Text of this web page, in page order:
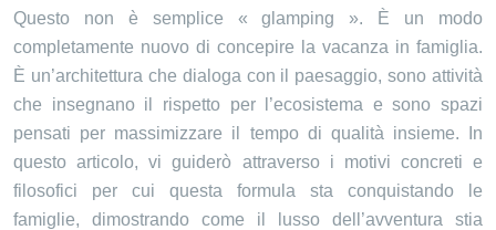
Questo non è semplice « glamping ». È un modo
completamente nuovo di concepire la vacanza in famiglia.
È un’architettura che dialoga con il paesaggio, sono attività
che insegnano il rispetto per l’ecosistema e sono spazi
pensati per massimizzare il tempo di qualità insieme. In
questo articolo, vi guiderò attraverso i motivi concreti e
filosofici per cui questa formula sta conquistando le
famiglie, dimostrando come il lusso dell’avventura stia